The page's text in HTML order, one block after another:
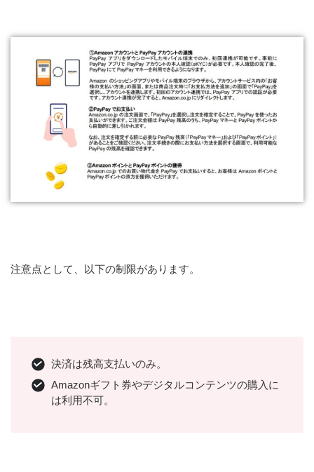
注意点として、以下の制限があります。
決済は残高支払いのみ。
Amazonギフト券やデジタルコンテンツの購入に
は利用不可。